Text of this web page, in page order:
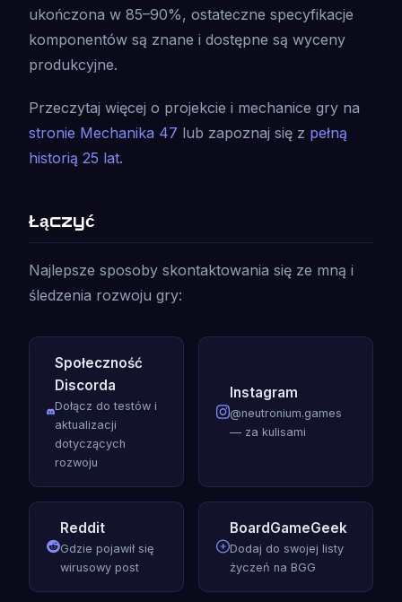
ukończona w 85–90%, ostateczne specyfikacje
komponentów są znane i dostępne są wyceny
produkcyjne.
Przeczytaj więcej o projekcie i mechanice gry na
stronie Mechanika 47 lub zapoznaj się z pełną
historią 25 lat.
Łączyć
Najlepsze sposoby skontaktowania się ze mną i
śledzenia rozwoju gry:
Społeczność
Discorda
Dołącz do testów i
aktualizacji
dotyczących
rozwoju
Instagram
@neutronium.games
— za kulisami
Reddit
Gdzie pojawił się
wirusowy post
BoardGameGeek
Dodaj do swojej listy
życzeń na BGG